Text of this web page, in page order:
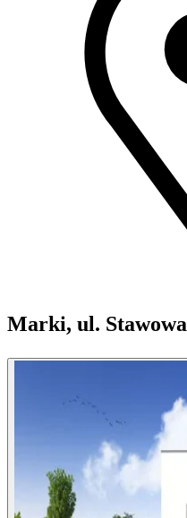
Marki, ul. Stawowa